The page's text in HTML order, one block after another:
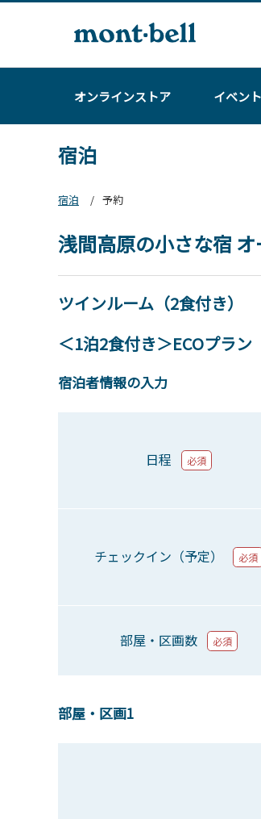
オンラインストア イベント
宿泊
宿泊
予約
浅間高原の小さな宿
ツインルーム（2食付き）
＜1泊2食付き＞ECOプラン
宿泊者情報の入力
日程 必須
チェックイン（予定） 必須
部屋・区画数 必須
部屋・区画1